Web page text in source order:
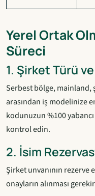
Yerel Ortak
Süreci
1. Şirket Türü
Serbest bölge, mainland,
arasından iş modelinize
kodunuzun %100
kontrol edin.
2. İsim
Şirket unvanının
onayların alınması